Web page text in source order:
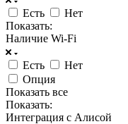
Есть
Нет
Показать:
Наличие Wi-Fi
Есть
Нет
Опция
Показать все
Показать:
Интеграция с Алисой